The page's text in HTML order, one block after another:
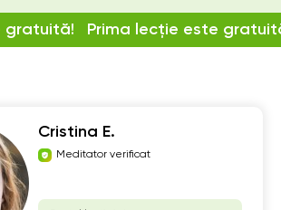
Cristina E.
Meditator verificat
gratuită! Prima lecție este